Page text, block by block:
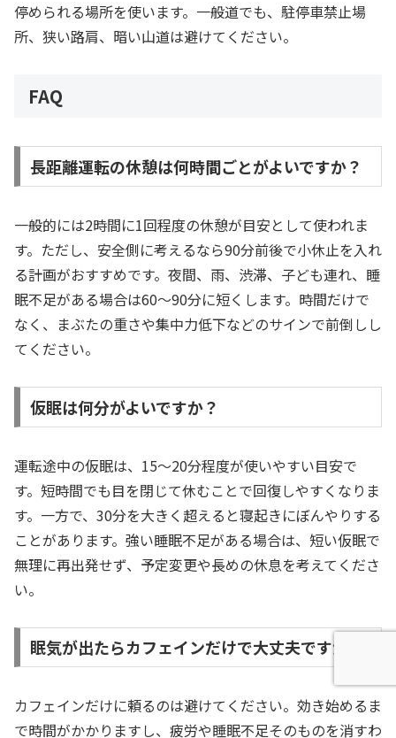
停められる場所を使います。一般道でも、駐停車禁止場
所、狭い路肩、暗い山道は避けてください。
FAQ
長距離運転の休憩は何時間ごとがよいですか？
一般的には2時間に1回程度の休憩が目安として使われま
す。ただし、安全側に考えるなら90分前後で小休止を入れ
る計画がおすすめです。夜間、雨、渋滞、子ども連れ、睡
眠不足がある場合は60〜90分に短くします。時間だけで
なく、まぶたの重さや集中力低下などのサインで前倒しし
てください。
仮眠は何分がよいですか？
運転途中の仮眠は、15〜20分程度が使いやすい目安で
す。短時間でも目を閉じて休むことで回復しやすくなりま
す。一方で、30分を大きく超えると寝起きにぼんやりする
ことがあります。強い睡眠不足がある場合は、短い仮眠で
無理に再出発せず、予定変更や長めの休息を考えてくださ
い。
眠気が出たらカフェインだけで大丈夫ですか？
カフェインだけに頼るのは避けてください。効き始めるま
で時間がかかりますし、疲労や睡眠不足そのものを消すわ